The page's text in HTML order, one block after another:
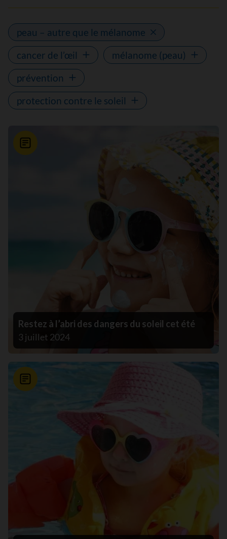
peau – autre que le mélanome
cancer de l’œil
mélanome (peau)
prévention
protection contre le soleil
Nouvelle
Restez à l’abri des dangers du soleil cet été
3 juillet 2024
Nouvelle